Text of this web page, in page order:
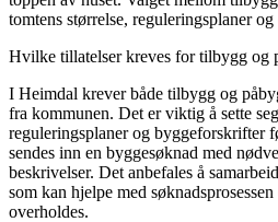
tomtens størrelse, reguleringsplaner
Hvilke tillatelser kreves for tilbygg og
I Heimdal krever både tilbygg og
fra kommunen. Det er viktig å sette
reguleringsplaner og byggeforskrifter
sendes inn en byggesøknad med
beskrivelser. Det anbefales å
som kan hjelpe med
overholdes.